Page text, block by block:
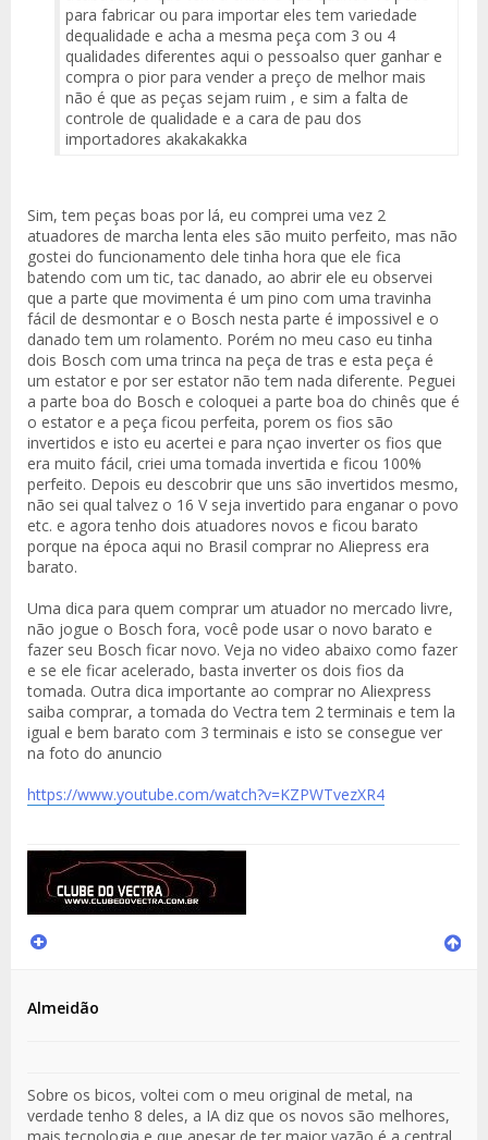
para fabricar ou para importar eles tem variedade
dequalidade e acha a mesma peça com 3 ou 4
qualidades diferentes aqui o pessoalso quer ganhar e
compra o pior para vender a preço de melhor mais
não é que as peças sejam ruim , e sim a falta de
controle de qualidade e a cara de pau dos
importadores akakakakka
Sim, tem peças boas por lá, eu comprei uma vez 2
atuadores de marcha lenta eles são muito perfeito, mas não
gostei do funcionamento dele tinha hora que ele fica
batendo com um tic, tac danado, ao abrir ele eu observei
que a parte que movimenta é um pino com uma travinha
fácil de desmontar e o Bosch nesta parte é impossivel e o
danado tem um rolamento. Porém no meu caso eu tinha
dois Bosch com uma trinca na peça de tras e esta peça é
um estator e por ser estator não tem nada diferente. Peguei
a parte boa do Bosch e coloquei a parte boa do chinês que é
o estator e a peça ficou perfeita, porem os fios são
invertidos e isto eu acertei e para nçao inverter os fios que
era muito fácil, criei uma tomada invertida e ficou 100%
perfeito. Depois eu descobrir que uns são invertidos mesmo,
não sei qual talvez o 16 V seja invertido para enganar o povo
etc. e agora tenho dois atuadores novos e ficou barato
porque na época aqui no Brasil comprar no Aliepress era
barato.
Uma dica para quem comprar um atuador no mercado livre,
não jogue o Bosch fora, você pode usar o novo barato e
fazer seu Bosch ficar novo. Veja no video abaixo como fazer
e se ele ficar acelerado, basta inverter os dois fios da
tomada. Outra dica importante ao comprar no Aliexpress
saiba comprar, a tomada do Vectra tem 2 terminais e tem la
igual e bem barato com 3 terminais e isto se consegue ver
na foto do anuncio
https://www.youtube.com/watch?v=KZPWTvezXR4
Almeidão
Sobre os bicos, voltei com o meu original de metal, na
verdade tenho 8 deles, a IA diz que os novos são melhores,